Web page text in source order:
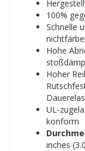
100%
Schnelle
Hohe
Hoher
UL-
konform
inches